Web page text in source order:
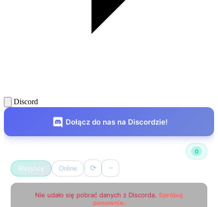
Discord
Dołącz do nas na Discordzie!
0
Wszyscy Online ⟳ −
Nie udało się pobrać danych z Discorda. Spróbuj
ponownie.